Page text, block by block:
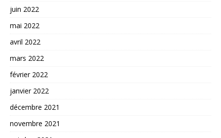
juin 2022
mai 2022
avril 2022
mars 2022
février 2022
janvier 2022
décembre 2021
novembre 2021